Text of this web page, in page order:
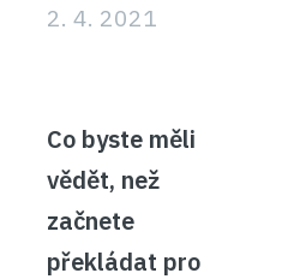
2. 4. 2021
Co byste měli
vědět, než
začnete
překládat pro